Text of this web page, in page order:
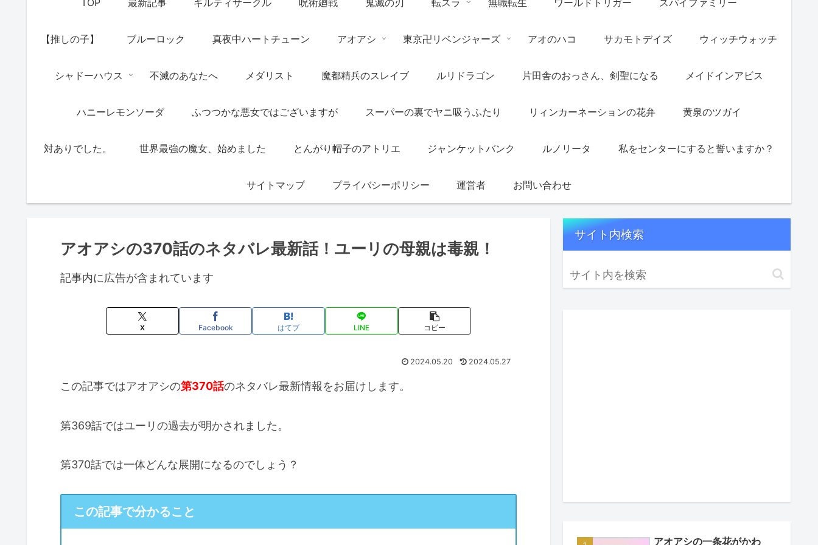
【推しの子】 ブルーロック 真夜中ハートチューン アオアシ 東京卍リベンジャーズ アオのハコ サカモトデイズ ウィッチウォッチ
シャドーハウス 不滅のあなたへ メダリスト 魔都精兵のスレイブ ルリドラゴン 片田舎のおっさん、剣聖になる メイドインアビス
ハニーレモンソーダ ふつつかな悪女ではございますが スーパーの裏でヤニ吸うふたり リィンカーネーションの花弁 黄泉のツガイ
対ありでした。 世界最強の魔女、始めました とんがり帽子のアトリエ ジャンケットバンク ルノリータ 私をセンターにすると誓いますか？
サイトマップ プライバシーポリシー 運営者 お問い合わせ
アオアシの370話のネタバレ最新話！ユーリの母親は毒親！
記事内に広告が含まれています
X Facebook はてブ LINE コピー
2024.05.20 2024.05.27
この記事ではアオアシの第370話のネタバレ最新情報をお届けします。
第369話ではユーリの過去が明かされました。
第370話では一体どんな展開になるのでしょう？
この記事で分かること
サイト内検索
アオアシの一条花がかわ